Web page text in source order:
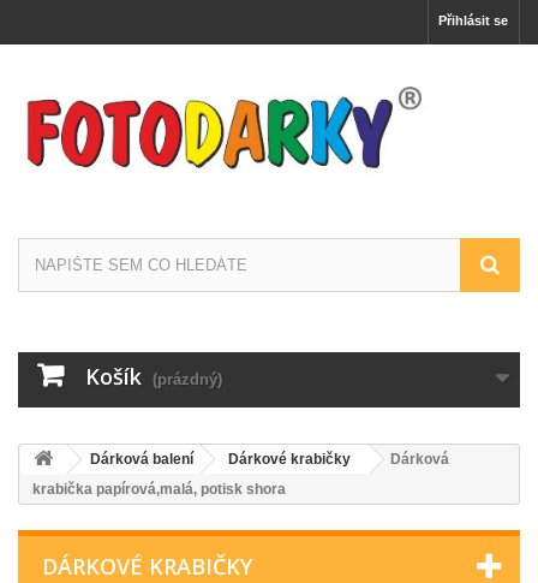
Přihlásit se
Košík (prázdný)
Dárková balení Dárkové krabičky
Dárková
krabička papírová,malá, potisk shora
DÁRKOVÉ KRABIČKY